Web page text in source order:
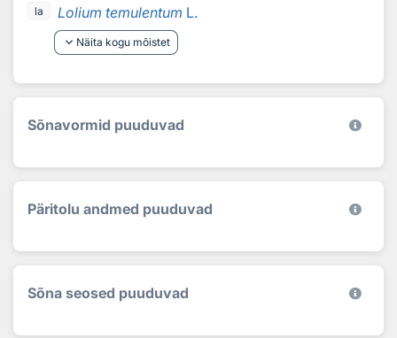
la Lolium temulentum L.
keyboard_arrow_down Näita kogu mõistet
Sõnavormid puuduvad
Päritolu andmed puuduvad
Sõna seosed puuduvad